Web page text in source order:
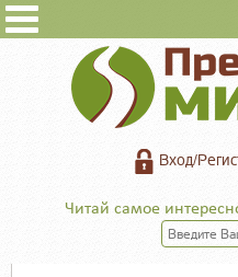
Вход/
Читай самое